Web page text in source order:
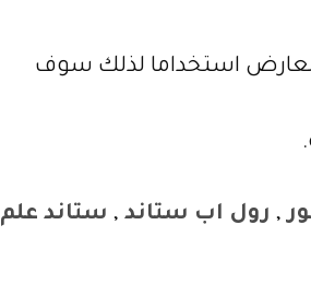
استخداما لذلك سوف
, رول اب ستاند , ستاند علم